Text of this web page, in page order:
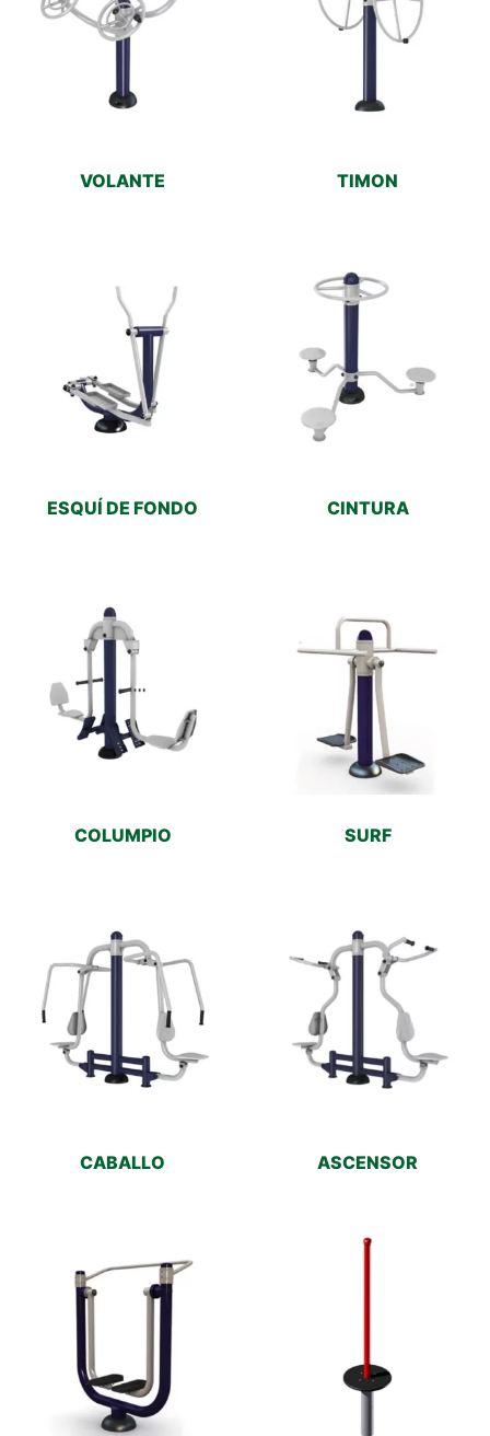
VOLANTE TIMON
ESQUÍ DE FONDO CINTURA
COLUMPIO SURF
CABALLO ASCENSOR